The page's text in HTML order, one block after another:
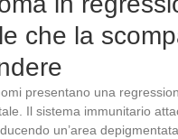
che la
presentano una
Il sistema immunitario
un’area